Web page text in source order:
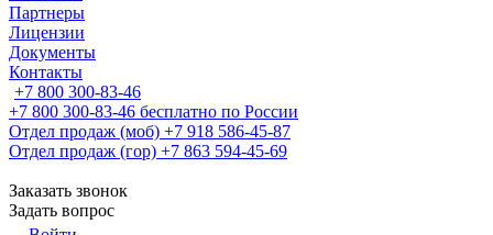
Партнеры
Лицензии
Документы
Контакты
+7 800 300-83-46
+7 800 300-83-46 бесплатно по России
Отдел продаж (моб) +7 918 586-45-87
Отдел продаж (гор) +7 863 594-45-69
Заказать звонок
Задать вопрос